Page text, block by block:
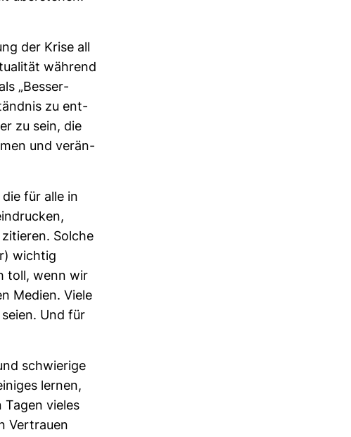
der Krise all
wäh­rend
„Bes­ser­
zu ent­
zu sein, die
und ver­än­
für alle in
Solche
wichtig
toll, wenn wir
Medien. Viele
Und für
schwie­rige
lernen,
vieles
Ver­trauen